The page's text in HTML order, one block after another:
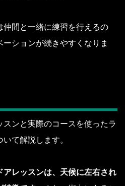
仲間と一緒に練習を行えるの
ションが続きやすくなりま
スンと実際のコースを使ったラ
て解説します。
アレッスンは、天候に左右され